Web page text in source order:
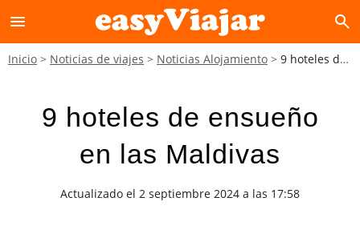
menu search
Inicio Noticias de viajes Noticias Alojamiento 9 hoteles de ensueño en las Maldivas
9 hoteles de ensueño
en las Maldivas
Actualizado el 2 septiembre 2024 a las 17:58